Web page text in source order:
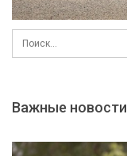
Важные новости